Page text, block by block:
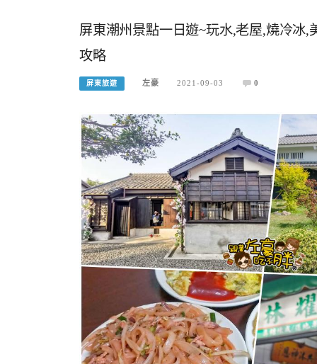
屏東潮州景點一日遊~玩水,老屋,燒冷冰
攻略
屏東旅遊 左豪 2021-09-03 0